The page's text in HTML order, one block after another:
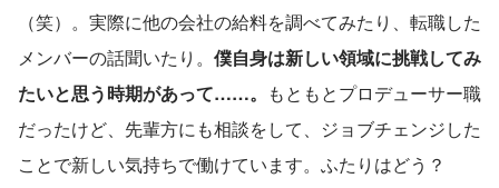
（笑）。実際に他の会社の給料を調べてみたり、転職した
メンバーの話聞いたり。 僕自身は新しい領域に挑戦してみ
たいと思う時期があって……。 もともとプロデューサー職
だったけど、先輩方にも相談をして、ジョブチェンジした
ことで新しい気持ちで働けています。ふたりはどう？